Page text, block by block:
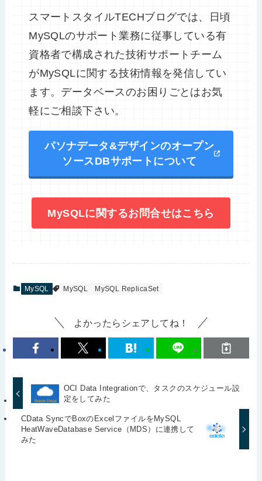
スマートスタイルTECHブログでは、日頃
MySQLのサポート業務に従事している有
資格者で構成された技術サポートチーム
がMySQLに関する技術情報を発信してい
ます。データベースのお困りごとはお気
軽にご相談下さい。
パソナデータ&デザインのオープン
ソースDBサポートについて
MySQLに関するお問合せはこちら
MySQL MySQL MySQL ReplicaSet
よかったらシェアしてね！
OCI Data Integrationで、タスクのスケジュール設
定をしてみた
CData SyncでBoxのExcelファイルをMySQL
HeatWaveDatabase Service（MDS）に連携して
みた